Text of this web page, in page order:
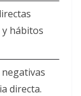
hábitos
directa.